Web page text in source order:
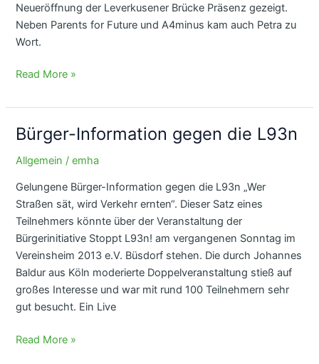
Neueröffnung der Leverkusener Brücke Präsenz gezeigt.
Neben Parents for Future und A4minus kam auch Petra zu
Wort.
Neueröffnung
Leverkuserner
Brücke
Read More »
Bürger-Information gegen die L93n
Allgemein /emha
Gelungene Bürger-Information gegen die L93n „Wer
Straßen sät, wird Verkehr ernten“. Dieser Satz eines
Teilnehmers könnte über der Veranstaltung der
Bürgerinitiative Stoppt L93n! am vergangenen Sonntag im
Vereinsheim 2013 e.V. Büsdorf stehen. Die durch Johannes
Baldur aus Köln moderierte Doppelveranstaltung stieß auf
großes Interesse und war mit rund 100 Teilnehmern sehr
gut besucht. Ein Live
Bürger-
Read More »